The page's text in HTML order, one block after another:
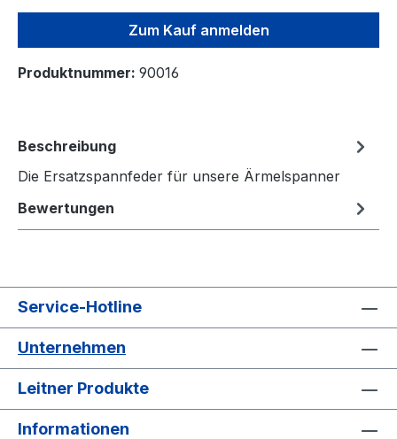
Zum Kauf anmelden
Produktnummer: 90016
Beschreibung
Die Ersatzspannfeder für unsere Ärmelspanner
Bewertungen
Service-Hotline
Unternehmen
Leitner Produkte
Informationen